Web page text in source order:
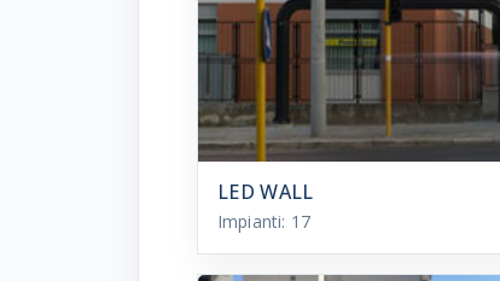
LED WALL
Impianti: 17